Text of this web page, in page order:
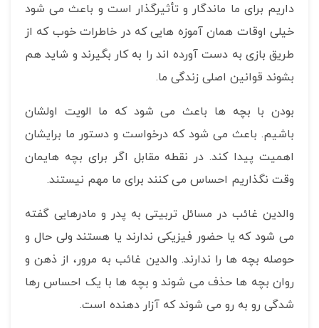
داریم برای ما ماندگار و تأثیرگذار است و باعث می شود
خیلی اوقات همان آموزه هایی که در خاطرات خوب که از
طریق بازی به دست آورده اند را به کار بگیرند و شاید هم
بشوند قوانین اصلی زندگی ما.
بودن با بچه ها باعث می شود که ما الویت اولشان
باشیم. باعث می شود که درخواست و دستور ما برایشان
اهمیت پیدا کند. در نقطه مقابل اگر برای بچه هایمان
وقت نگذاریم احساس می کنند برای ما مهم نیستند.
والدین غائب در مسائل تربیتی به پدر و مادرهایی گفته
می شود که یا حضور فیزیکی ندارند یا هستند ولی حال و
حوصله بچه ها را ندارند. والدین غائب به مرور، از ذهن و
روان بچه ها حذف می شوند و بچه ها با یک احساس رها
شدگی رو به رو می شوند که آزار دهنده است.